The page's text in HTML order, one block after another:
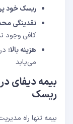
ریسک خود
نقدینگی
کافی وجود
هزینه بالا:
می‌یابد
بیمه دیفای
ریسک
بیمه تنها راه